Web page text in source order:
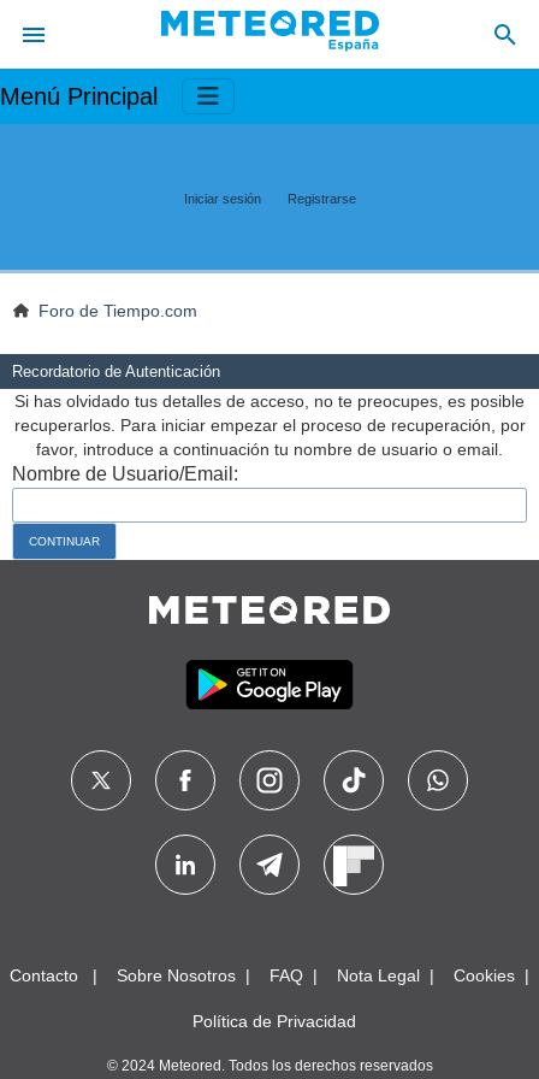
Menú Principal
Iniciar sesión Registrarse
Foro de Tiempo.com
Recordatorio de Autenticación
Si has olvidado tus detalles de acceso, no te preocupes, es posible
recuperarlos. Para iniciar empezar el proceso de recuperación, por
favor, introduce a continuación tu nombre de usuario o email.
Nombre de Usuario/Email:
Contacto Sobre Nosotros FAQ Nota Legal Cookies
Política de Privacidad
© 2024 Meteored. Todos los derechos reservados